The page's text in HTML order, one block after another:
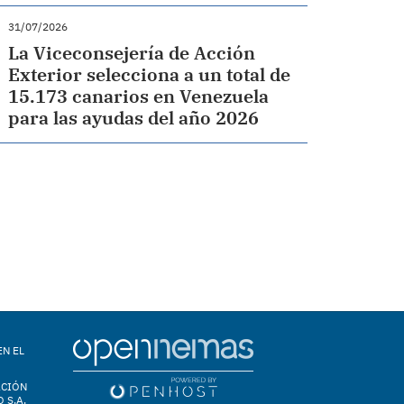
31/07/2026
La Viceconsejería de Acción
Exterior selecciona a un total de
15.173 canarios en Venezuela
para las ayudas del año 2026
EL
S.A.